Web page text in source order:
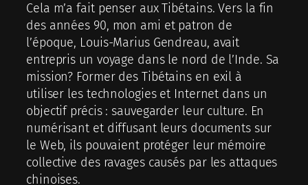
Cela m’a fait penser aux Tibétains. Vers la fin
des années 90, mon ami et patron de
l’époque, Louis-Marius Gendreau, avait
entrepris un voyage dans le nord de l’Inde. Sa
mission? Former des Tibétains en exil à
utiliser les technologies et Internet dans un
objectif précis : sauvegarder leur culture. En
numérisant et diffusant leurs documents sur
le Web, ils pouvaient protéger leur mémoire
collective des ravages causés par les attaques
chinoises.